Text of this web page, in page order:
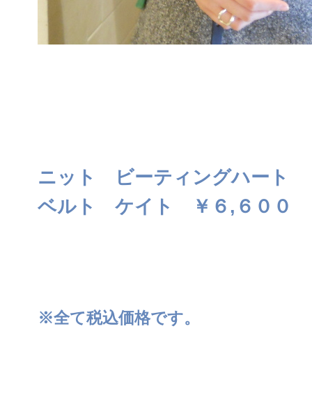
ニット ビーティングハート
ベルト ケイト ￥６,６００
※全て税込価格です。